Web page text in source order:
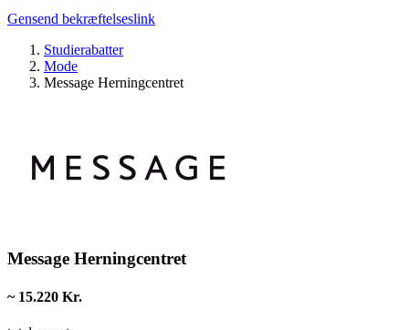
Gensend bekræftelseslink
Studierabatter
Mode
Message Herningcentret
Message Herningcentret
~ 15.220 Kr.